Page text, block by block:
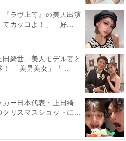
『ラヴ上等』の美人出演
てカッコよ！」「好...
綺世、美人モデル妻と
！ 「美男美女」「...
カー日本代表・上田綺
クリスマスショットに...